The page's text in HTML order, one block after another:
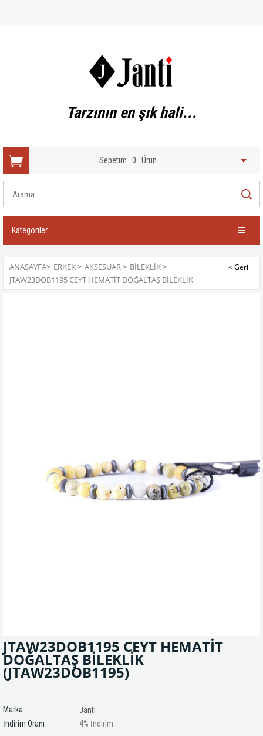
Tarzının en şık hali...
Sepetim 0 Ürün
Kategoriler
ANASAYFA> ERKEK> AKSESUAR> BILEKLIK>
JTAW23DOB1195 CEYT HEMATİT DOĞALTAŞ BİLEKLİK
JTAW23DOB1195 CEYT HEMATİT
DOĞALTAŞ BİLEKLİK
(JTAW23DOB1195)
Marka
Janti
İndirim Oranı
%
4 İndirim